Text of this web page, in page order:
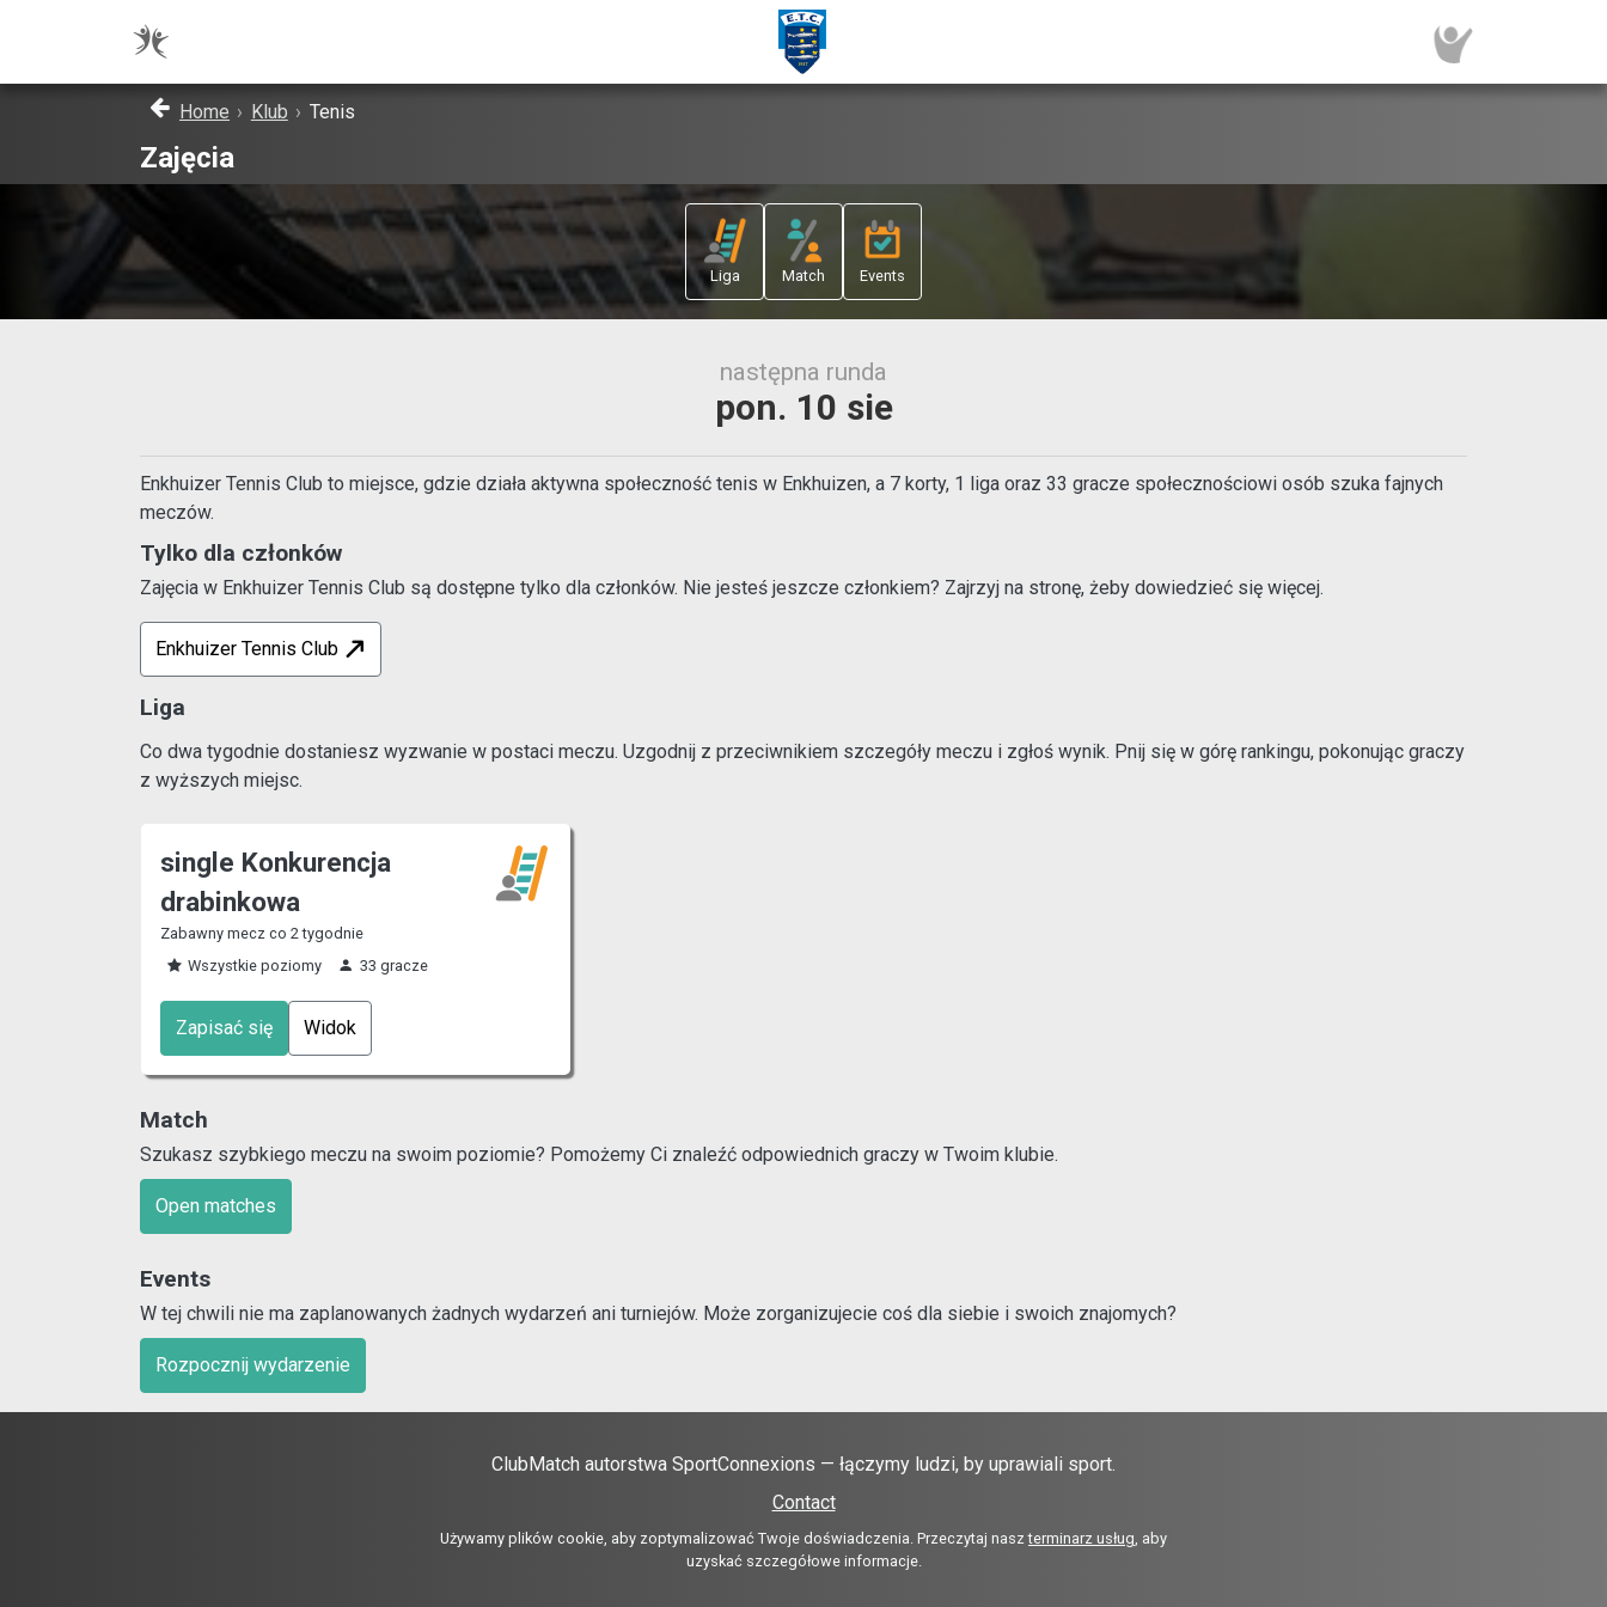
Home › Klub › Tenis
Zajęcia
Liga Match Events
następna runda
pon. 10 sie
Enkhuizer Tennis Club to miejsce, gdzie działa aktywna społeczność tenis w Enkhuizen, a 7 korty, 1 liga oraz 33 gracze społecznościowi osób szuka fajnych
meczów.
Tylko dla członków
Zajęcia w Enkhuizer Tennis Club są dostępne tylko dla członków. Nie jesteś jeszcze członkiem? Zajrzyj na stronę, żeby dowiedzieć się więcej.
Enkhuizer Tennis Club
Liga
Co dwa tygodnie dostaniesz wyzwanie w postaci meczu. Uzgodnij z przeciwnikiem szczegóły meczu i zgłoś wynik. Pnij się w górę rankingu, pokonując graczy
z wyższych miejsc.
single Konkurencja
drabinkowa
Zabawny mecz co 2 tygodnie
Wszystkie poziomy
33 gracze
Zapisać się Widok
Match
Szukasz szybkiego meczu na swoim poziomie? Pomożemy Ci znaleźć odpowiednich graczy w Twoim klubie.
Open matches
Events
W tej chwili nie ma zaplanowanych żadnych wydarzeń ani turniejów. Może zorganizujecie coś dla siebie i swoich znajomych?
Rozpocznij wydarzenie
ClubMatch autorstwa SportConnexions — łączymy ludzi, by uprawiali sport.
Contact
Używamy plików cookie, aby zoptymalizować Twoje doświadczenia. Przeczytaj naszterminarz usług, aby
uzyskać szczegółowe informacje.